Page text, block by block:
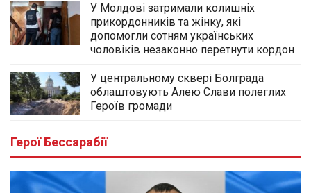
У Молдові затримали колишніх
прикордонників та жінку, які
допомогли сотням українських
чоловіків незаконно перетнути кордон
У центральному сквері Болграда
облаштовують Алею Слави полеглих
Героїв громади
Герої Бессарабії